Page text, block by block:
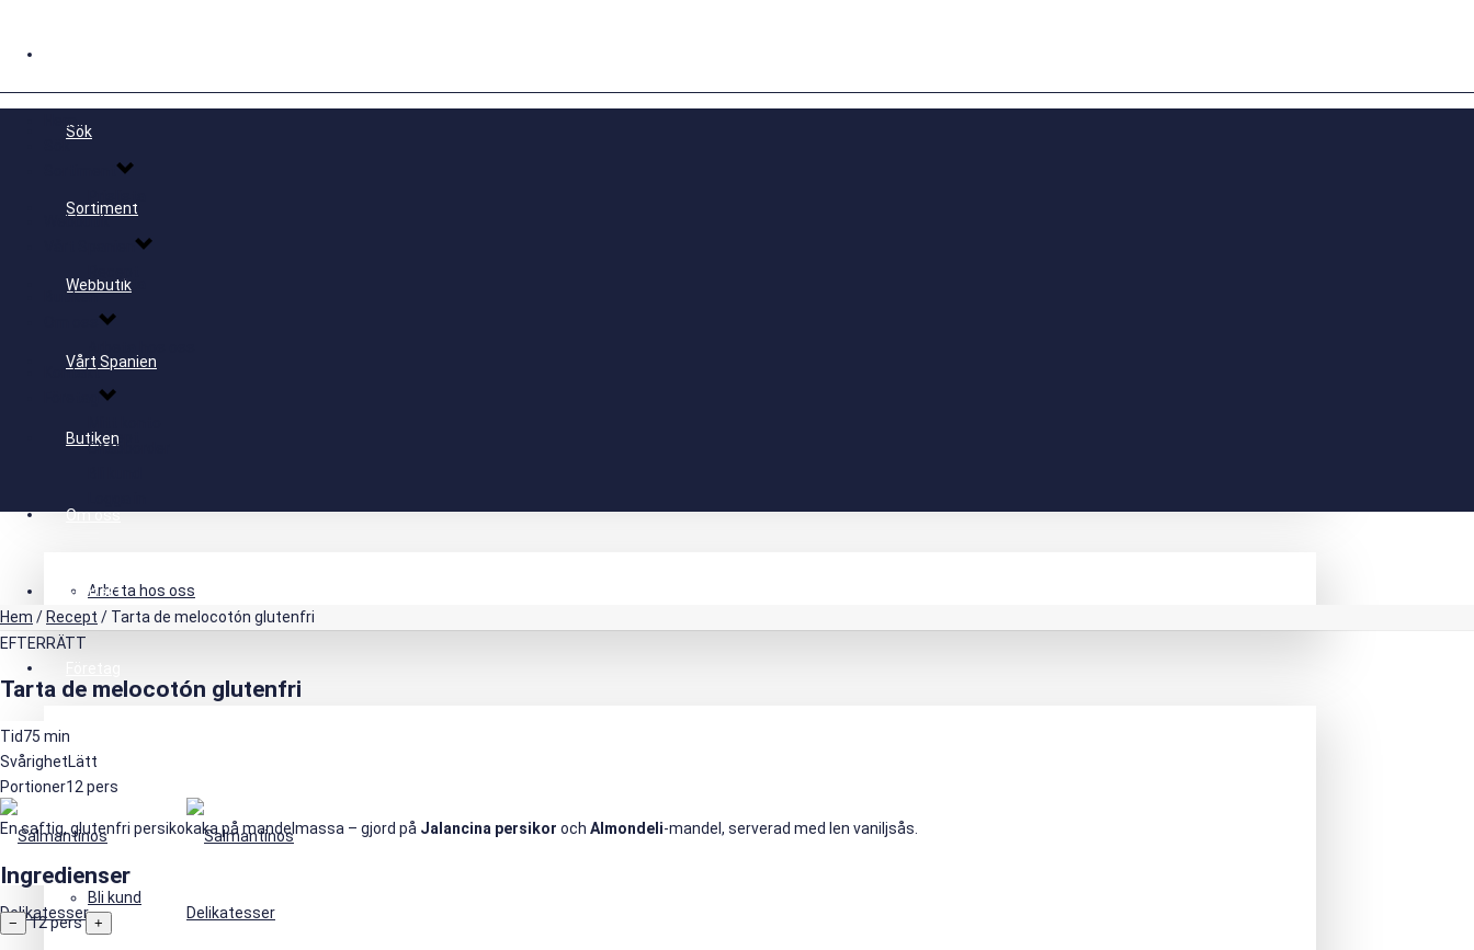
Sök
Sortiment
Prislista
Webbutik
Vårt Spanien
Recept
Butiken
Om oss
Arbeta hos oss
Kontakt
Snabborder
Bli kund
Webbutik
Butiken
Kontakt
Snabborder
Hem / Recept / Tarta de melocotón glutenfri
EFTERRÄTT
Tarta de melocotón glutenfri
Tid75 min
SvårighetLätt
Portioner12 pers
En saftig, glutenfri persikokaka på mandelmassa – gjord på Jalancina persikor och Almondeli-mandel, serverad med len vaniljsås.
Ingredienser
− 12pers +